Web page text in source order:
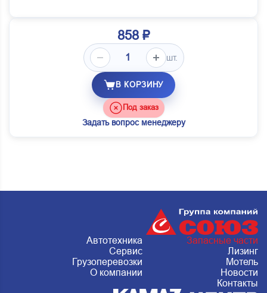
858 ₽
шт.
В КОРЗИНУ
Под заказ
Задать вопрос менеджеру
Автотехника
Запасные части
Сервис
Лизинг
Грузоперевозки
Мотель
О компании
Новости
Контакты